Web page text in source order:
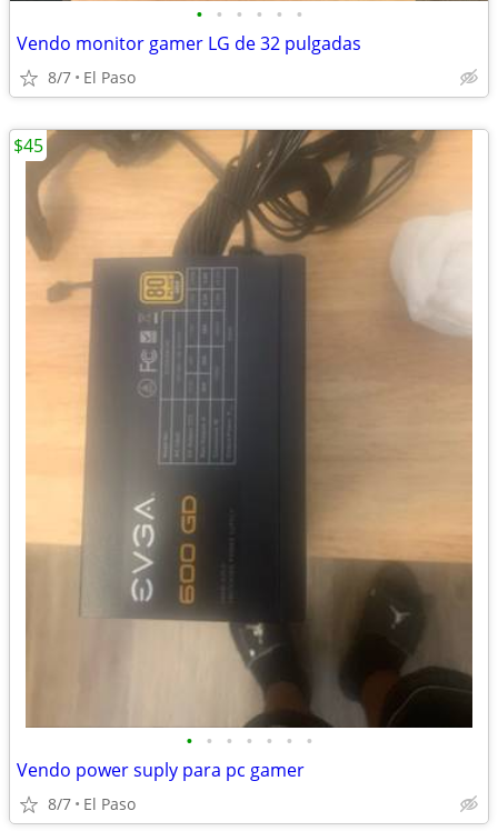
• • • • • •
Vendo monitor gamer LG de 32 pulgadas
8/7 El Paso
• • • • • • •
Vendo power suply para pc gamer
8/7 El Paso
$45